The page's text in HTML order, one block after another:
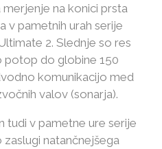
na konici prsta
v pametnih urah serije
2. Slednje so res
potop do globine 150
komunikacijo med
valov (sonarja).
tudi v pametne ure serije
natančnejšega